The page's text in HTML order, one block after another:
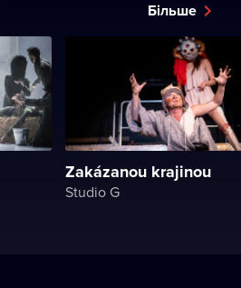
Більше
Zakázanou krajinou
Studio G